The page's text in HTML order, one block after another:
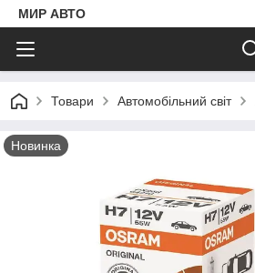
МИР АВТО
Товари Автомобільний світ
Новинка